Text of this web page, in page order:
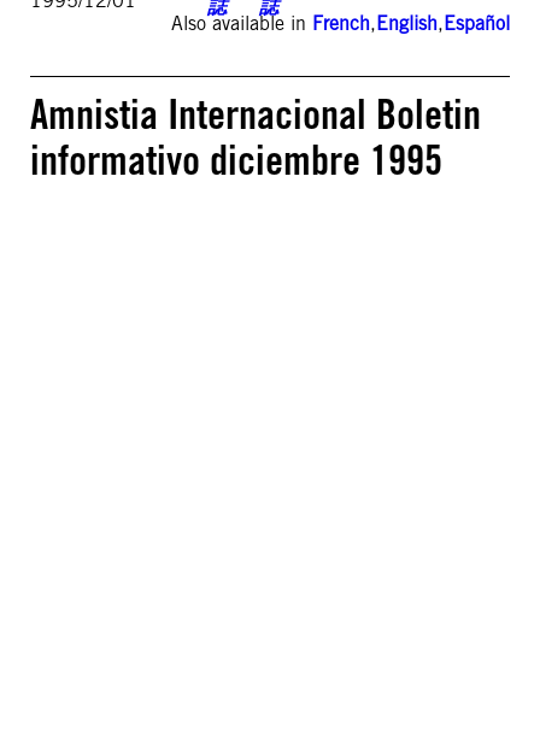
Also available in French,English,Español
Amnistia Internacional Boletin
informativo diciembre 1995